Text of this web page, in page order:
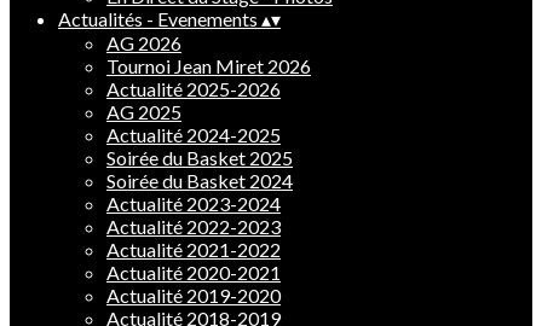
Actualités - Evenements ▴▾
AG 2026
Tournoi Jean Miret 2026
Actualité 2025-2026
AG 2025
Actualité 2024-2025
Soirée du Basket 2025
Soirée du Basket 2024
Actualité 2023-2024
Actualité 2022-2023
Actualité 2021-2022
Actualité 2020-2021
Actualité 2019-2020
Actualité 2018-2019